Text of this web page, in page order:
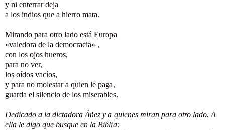
y ni enterrar deja
a los indios que a hierro mata.
Mirando para otro lado está Europa
«valedora de la democracia» ,
con los ojos hueros,
para no ver,
los oídos vacíos,
y para no molestar a quien le paga,
guarda el silencio de los miserables.
Dedicado a la dictadora Áñez y a quienes miran para otro lado. A
ella le digo que busque en la Biblia: